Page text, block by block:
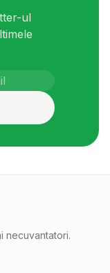
ul
necuvantatori.